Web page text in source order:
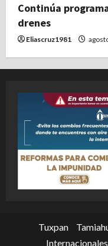
Continúa
drenes
Eliascruz1981
Tuxpan
Internacionales